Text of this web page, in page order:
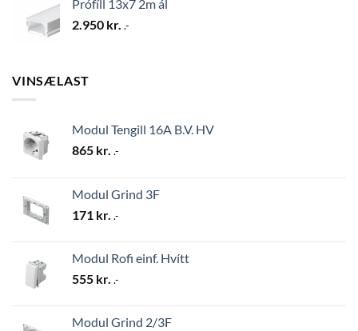
Prófíll 13x7 2m ál
2.950 kr. .-
VINSÆLAST
Modul Tengill 16A B.V. HV
865 kr. .-
Modul Grind 3F
171 kr. .-
Modul Rofi einf. Hvítt
555 kr. .-
Modul Grind 2/3F